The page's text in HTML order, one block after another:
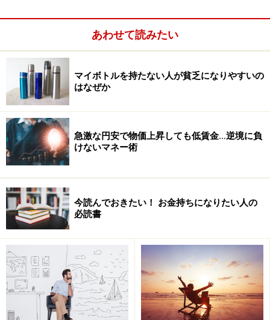
わゆる空回りというものです。
人と関わるのは疲れるしいろいろストレスもあります
が、自分の歯車を大きくしていくことは、それだけ社内
での影響力が大きくなることを意味し、やがて「キミが
そう言うなら」などと自分のペースや希望条件で仕事が
できるようになる可能性が高まります。
そこで人間関係を「いつもの同僚」だけに限定せず、飲
み会を「いつものメンツ」だけに限定せず、異動や転勤
ていきたいものです。
※記事内容は執筆時点のものです。最新の内容をご確認くださ
い。
あわせて読みたい
マイボトルを持たない人が貧乏になりやすいの
はなぜか
急激な円安で物価上昇しても低賃金…逆境に負
けないマネー術
今読んでおきたい！ お金持ちになりたい人の
必読書